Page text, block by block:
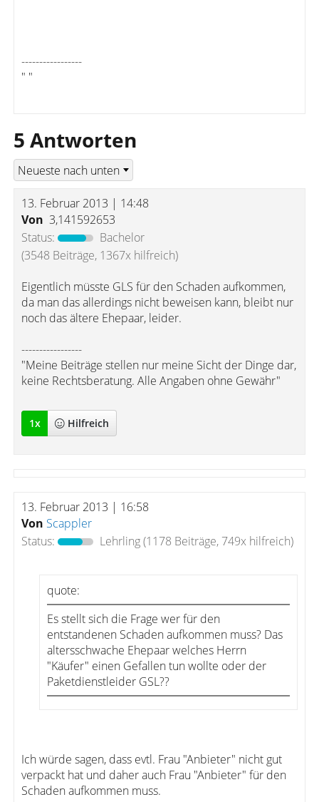
-----------------
" "
5 Antworten
13. Februar 2013 | 14:48
Von 3,141592653
Status:
Bachelor
(3548 Beiträge, 1367x hilfreich)
Eigentlich müsste GLS für den Schaden aufkommen,
da man das allerdings nicht beweisen kann, bleibt nur
noch das ältere Ehepaar, leider.
-----------------
"Meine Beiträge stellen nur meine Sicht der Dinge dar,
keine Rechtsberatung. Alle Angaben ohne Gewähr"
1x Hilfreich
13. Februar 2013 | 16:58
Von Scappler
Status:
Lehrling(1178 Beiträge, 749x hilfreich)
quote:
Es stellt sich die Frage wer für den
entstandenen Schaden aufkommen muss? Das
altersschwache Ehepaar welches Herrn
"Käufer" einen Gefallen tun wollte oder der
Paketdienstleider GSL??
Ich würde sagen, dass evtl. Frau "Anbieter" nicht gut
verpackt hat und daher auch Frau "Anbieter" für den
Schaden aufkommen muss.